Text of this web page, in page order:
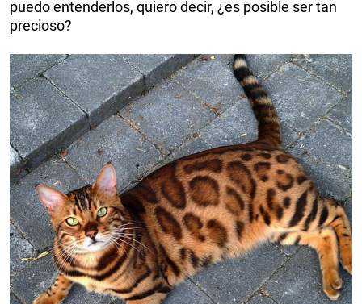
puedo entenderlos, quiero decir, ¿es posible ser tan
precioso?